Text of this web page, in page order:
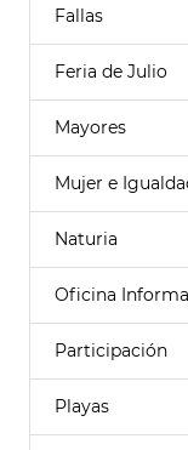
Fallas
Feria de Julio
Mayores
Mujer e
Naturia
Oficina
Participación
Playas